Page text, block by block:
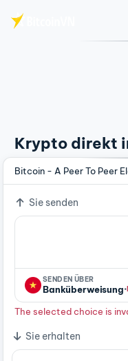
Krypto direkt
Bitcoin - A Peer To Peer
Sie senden
SENDEN ÜBER
Banküberweisung·
The selected choice is
Sie erhalten